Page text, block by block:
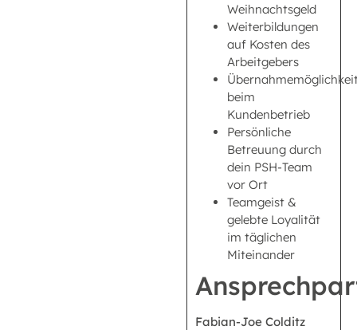
Weihnachtsgeld
Weiterbildungen
auf Kosten des
Arbeitgebers
beim
Kundenbetrieb
Persönliche
Betreuung durch
dein PSH-Team
vor Ort
Teamgeist &
gelebte Loyalität
im täglichen
Miteinander
Fabian-Joe Colditz